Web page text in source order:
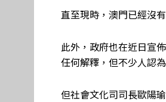
直至現時，澳門已經沒
此外，政府也在近日宣
任何解釋，但不少人認
但社會文化司司長歐陽